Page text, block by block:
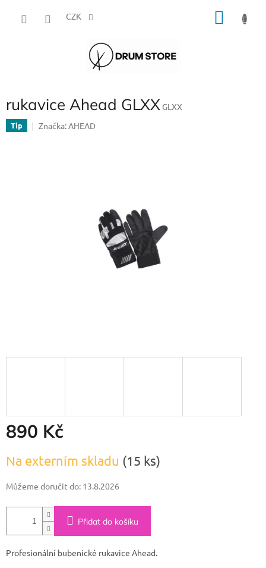
CZK
rukavice Ahead GLXX GLXX
Tip Značka:AHEAD
890 Kč
cena:
Na externím skladu (15 ks)
Můžeme doručit do: 13.8.2026
Přidat do košíku
Profesionální bubenické rukavice Ahead.